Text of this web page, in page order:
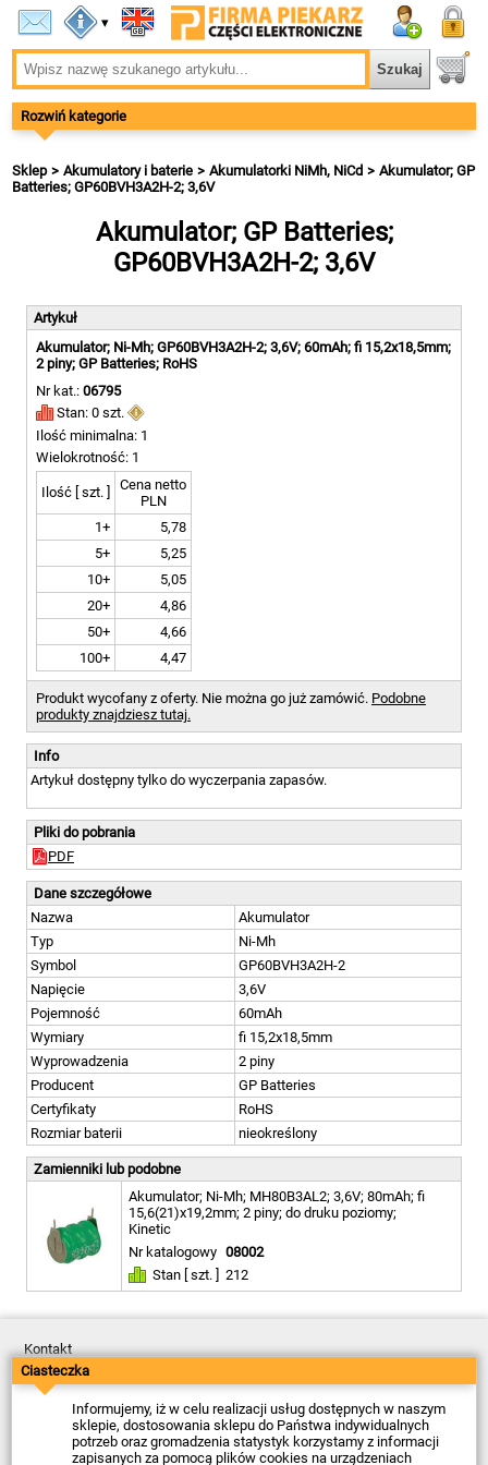
▾
Rozwiń kategorie
Sklep Akumulatory i baterie Akumulatorki NiMh, NiCd
Akumulator; GP
Batteries; GP60BVH3A2H-2; 3,6V
Akumulator; GP Batteries;
GP60BVH3A2H-2; 3,6V
Artykuł
Akumulator; Ni-Mh; GP60BVH3A2H-2; 3,6V; 60mAh; fi 15,2x18,5mm;
2 piny; GP Batteries; RoHS
Nr kat.: 06795
Stan: 0 szt.
Ilość minimalna: 1
Wielokrotność: 1
Ilość [ szt. ]
Cena netto
PLN
1+
5,78
5+
5,25
10+
5,05
20+
4,86
50+
4,66
100+
4,47
Produkt wycofany z oferty. Nie można go już zamówić. Podobne
produkty znajdziesz tutaj.
Info
Artykuł dostępny tylko do wyczerpania zapasów.
Pliki do pobrania
PDF
Dane szczegółowe
Nazwa
Akumulator
Typ
Ni-Mh
Symbol
GP60BVH3A2H-2
Napięcie
3,6V
Pojemność
60mAh
Wymiary
fi 15,2x18,5mm
Wyprowadzenia
2 piny
Producent
GP Batteries
Certyfikaty
RoHS
Rozmiar baterii
nieokreślony
Zamienniki lub podobne
Akumulator; Ni-Mh; MH80B3AL2; 3,6V; 80mAh; fi
15,6(21)x19,2mm; 2 piny; do druku poziomy;
Kinetic
Nr katalogowy 08002
Stan [ szt. ]
212
Kontakt
Dostawa
Płatność
Zwroty
Reklamacje
Regulamin
Polityka Prywatności
Ciasteczka
Informujemy, iż w celu realizacji usług dostępnych w naszym
sklepie, dostosowania sklepu do Państwa indywidualnych
potrzeb oraz gromadzenia statystyk korzystamy z informacji
zapisanych za pomocą plików cookies na urządzeniach